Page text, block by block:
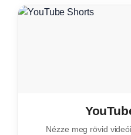
Nézze meg rövid